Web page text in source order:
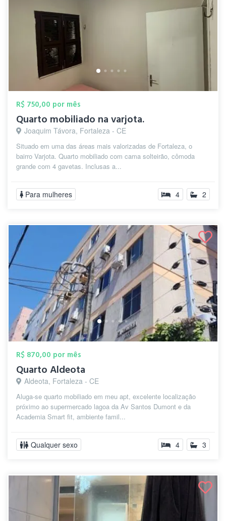
R$ 750,00 por mês
Quarto mobiliado na varjota.
Joaquim Távora, Fortaleza - CE
Situado em uma das áreas mais valorizadas de Fortaleza, o
bairro Varjota. Quarto mobiliado com cama solteirão, cômoda
grande com 4 gavetas. Inclusas a...
Para mulheres 4 2
R$ 870,00 por mês
Quarto Aldeota
Aldeota, Fortaleza - CE
Aluga-se quarto mobiliado em meu apt, excelente localização
próximo ao supermercado lagoa da Av Santos Dumont e da
Academia Smart fit, ambiente famil...
Qualquer sexo 4 3